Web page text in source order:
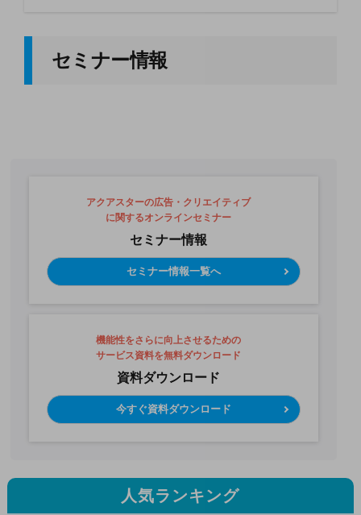
セミナー情報
アクアスターの広告・クリエイティブ
に関するオンラインセミナー
セミナー情報
セミナー情報一覧へ
機能性をさらに向上させるための
サービス資料を無料ダウンロード
資料ダウンロード
今すぐ資料ダウンロード
人気ランキング